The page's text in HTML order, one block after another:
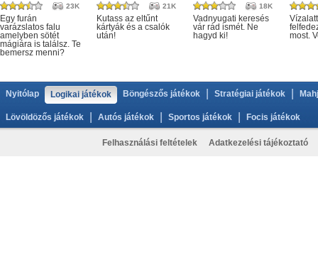
23K
Egy furán
varázslatos falu
amelyben sötét
mágiára is találsz. Te
bemersz menni?
21K
Kutass az eltűnt
kártyák és a csalók
után!
18K
Vadnyugati keresés
vár rád ismét. Ne
hagyd ki!
most.
Nyitólap Logikai játékok Böngészős játékok Stratégiai játékok
Lövöldözős játékok Autós játékok Sportos játékok Focis játékok
Felhasználási feltételek Adatkezelési tájékoztató